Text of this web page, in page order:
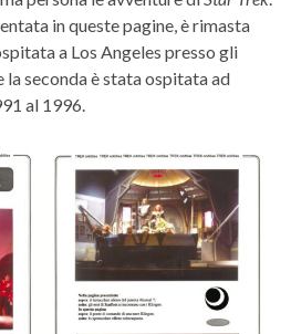
in queste pagine, è rimasta
a Los Angeles presso gli
la seconda è stata ospitata ad
al 1996.